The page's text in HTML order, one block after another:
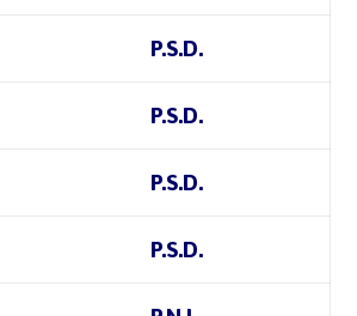
P.S.D.
P.S.D.
P.S.D.
P.S.D.